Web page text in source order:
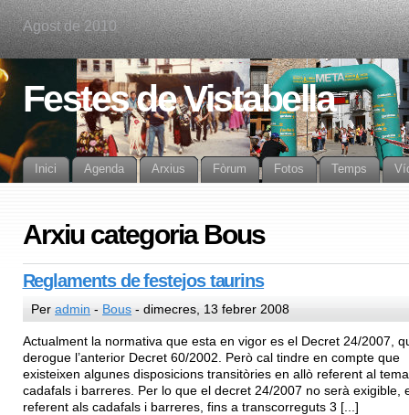
Agost de 2010
Festes de Vistabella
Inici Agenda Arxius Fòrum Fotos Temps
Arxiu categoria Bous
Reglaments de festejos taurins
Peradmin - Bous - dimecres, 13 febrer 2008
Actualment la normativa que esta en vigor es el Decret 24/2007,
derogue l’anterior Decret 60/2002. Però cal tindre en compte que
existeixen algunes disposicions transitòries en allò referent al
cadafals i barreres. Per lo que el decret 24/2007 no serà exigible,
referent als cadafals i barreres, fins a transcorreguts 3 [...]